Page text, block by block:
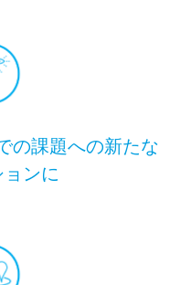
の課題への新たな
ンに